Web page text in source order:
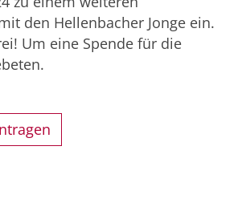
den Hellenbacher Jonge ein.
Um eine Spende für die